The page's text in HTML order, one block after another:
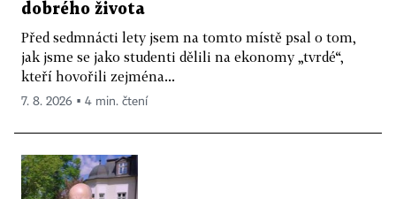
dobrého života
Před sedmnácti lety jsem na tomto místě psal o tom,
jak jsme se jako studenti dělili na ekonomy „tvrdé“,
kteří hovořili zejména...
7. 8. 2026 ▪ 4 min. čtení